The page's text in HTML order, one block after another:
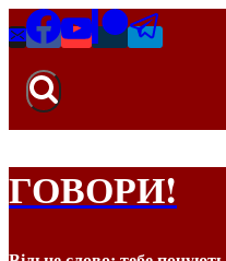
Перейти
до
вмісту
ГОВОРИ!